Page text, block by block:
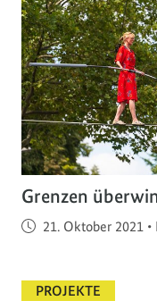
Grenzen
Veröffentlicht am
21. Oktober 2021 •
PROJEKTE